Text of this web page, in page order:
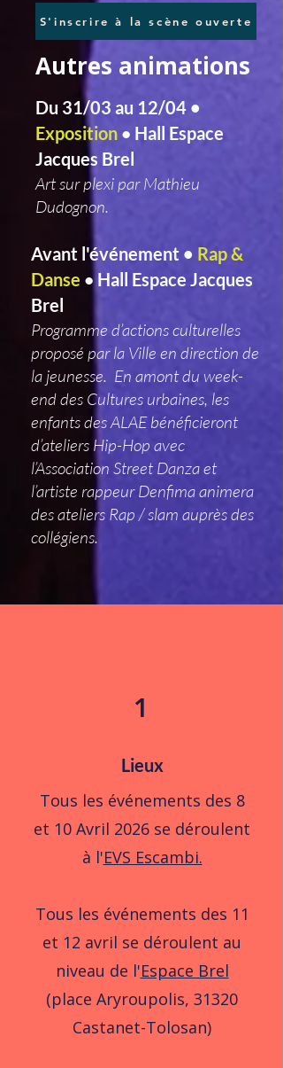
S'inscrire à la scène ouverte
Autres animations
Du 31/03 au 12/04 •
Exposition • Hall Espace
Jacques Brel
Art sur plexi par Mathieu
Dudognon.
Avant l'événement • Rap &
Danse • Hall Espace Jacques
Brel
Programme d’actions culturelles
proposé par la Ville en direction de
la jeunesse. En amont du week-
end des Cultures urbaines, les
enfants des ALAE bénéficieront
d’ateliers Hip-Hop avec
l’Association Street Danza et
l’artiste rappeur Denfima animera
des ateliers Rap / slam auprès des
collégiens.
1
Lieux
Tous les événements des 8
et 10 Avril 2026 se déroulent
à l'EVS Escambi.
Tous les événements des 11
et 12 avril se déroulent au
niveau de l'Espace Brel
(place Aryroupolis, 31320
Castanet-Tolosan)